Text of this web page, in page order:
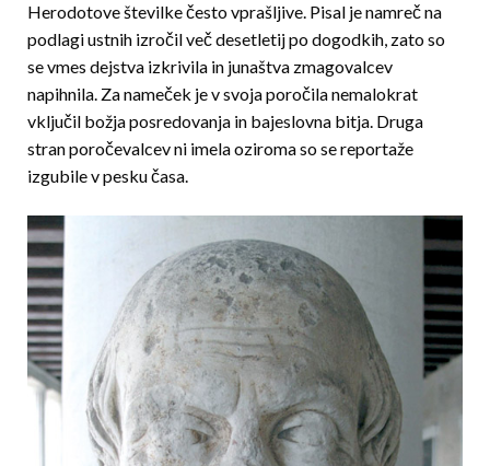
Herodotove številke često vprašljive. Pisal je namreč na
podlagi ustnih izročil več desetletij po dogodkih, zato so
se vmes dejstva izkrivila in junaštva zmagovalcev
napihnila. Za nameček je v svoja poročila nemalokrat
vključil božja posredovanja in bajeslovna bitja. Druga
stran poročevalcev ni imela oziroma so se reportaže
izgubile v pesku časa.